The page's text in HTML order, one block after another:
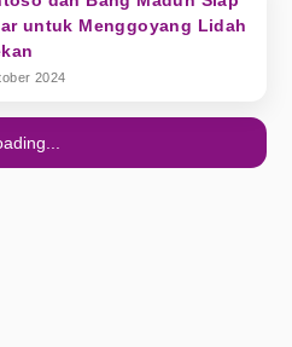
untuk Menggoyang Lidah
2024